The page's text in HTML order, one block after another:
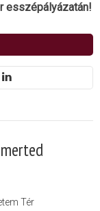
esszépályázatán!
Tér